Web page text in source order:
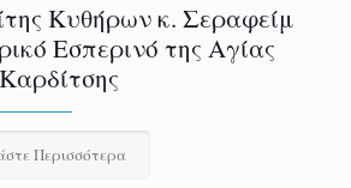
Κυθήρων κ. Σεραφείμ
Εσπερινό της Αγίας
Περισσότερα